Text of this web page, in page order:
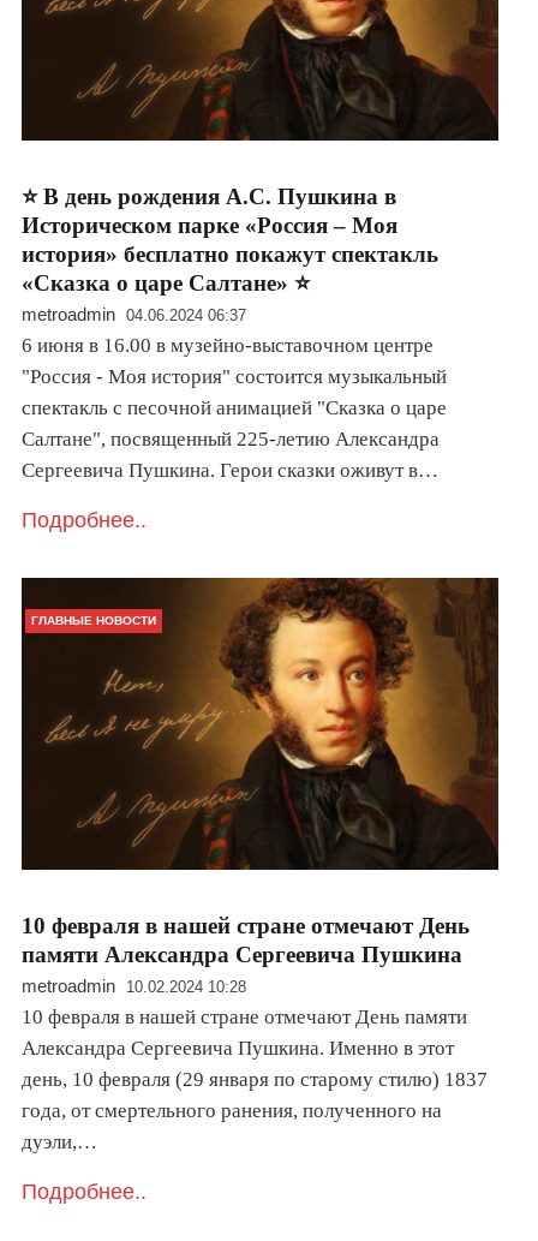
⭐ В день рождения А.С. Пушкина в
Историческом парке «Россия – Моя
история» бесплатно покажут спектакль
«Сказка о царе Салтане» ⭐
metroadmin 04.06.2024 06:37
6 июня в 16.00 в музейно-выставочном центре
"Россия - Моя история" состоится музыкальный
спектакль с песочной анимацией "Сказка о царе
Салтане", посвященный 225-летию Александра
Сергеевича Пушкина. Герои сказки оживут в…
Подробнее..
ГЛАВНЫЕ НОВОСТИ
10 февраля в нашей стране отмечают День
памяти Александра Сергеевича Пушкина
metroadmin 10.02.2024 10:28
10 февраля в нашей стране отмечают День памяти
Александра Сергеевича Пушкина. Именно в этот
день, 10 февраля (29 января по старому стилю) 1837
года, от смертельного ранения, полученного на
дуэли,…
Подробнее..